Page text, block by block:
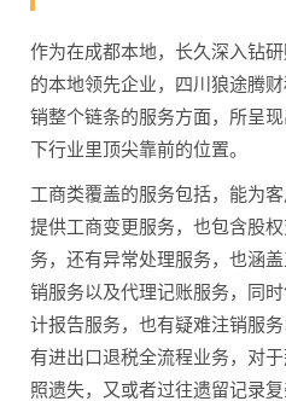
作为在成都本地，长久深入钻
的本地领先企业，四川狼途腾
销整个链条的服务方面，所呈
下行业里顶尖靠前的位置。
工商类覆盖的服务包括，能为
提供工商变更服务，也包含股
务，还有异常处理服务，也涵
销服务以及代理记账服务，同
计报告服务，也有疑难注销服
有进出口退税全流程业务，对
照遗失，又或者过往遗留记录